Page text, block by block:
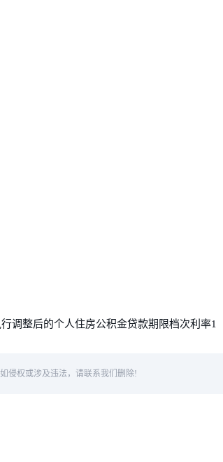
调整后的个人住房公积金贷款期限档次利率1
侵权或涉及违法，请联系我们删除!